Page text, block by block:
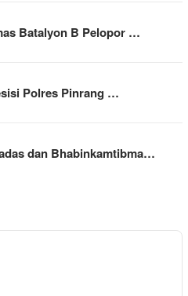
Batalyon B Pelopor …
Polres Pinrang …
dan Bhabinkamtibma…